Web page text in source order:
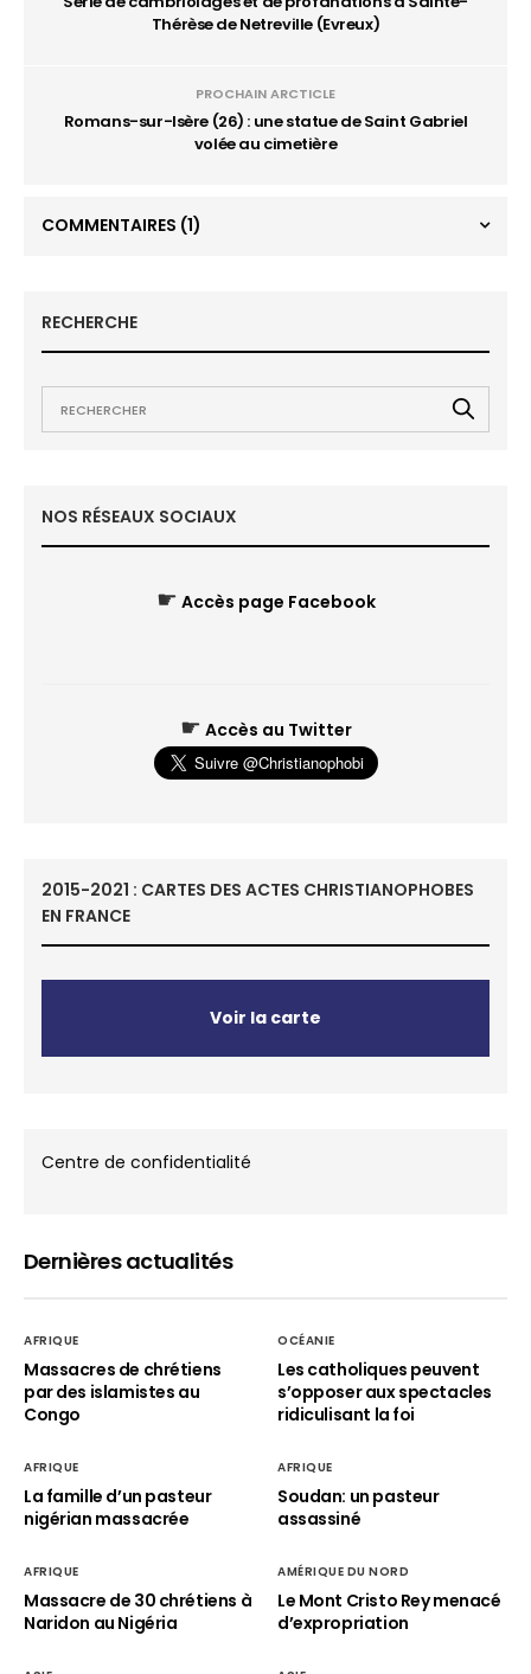
Thérèse de Netreville (Evreux)
PROCHAIN ARCTICLE
Romans-sur-Isère (26) : une statue de Saint Gabriel
volée au cimetière
COMMENTAIRES (1)
RECHERCHE
NOS RÉSEAUX SOCIAUX
☛ Accès page Facebook
☛ Accès au Twitter
2015-2021 : CARTES DES ACTES CHRISTIANOPHOBES
EN FRANCE
Voir la carte
Centre de confidentialité
Dernières actualités
AFRIQUE
Massacres de chrétiens
par des islamistes au
Congo
OCÉANIE
Les catholiques peuvent
s’opposer aux spectacles
ridiculisant la foi
AFRIQUE
La famille d’un pasteur
nigérian massacrée
AFRIQUE
Soudan: un pasteur
assassiné
AFRIQUE
Massacre de 30 chrétiens à
Naridon au Nigéria
AMÉRIQUE DU NORD
Le Mont Cristo Rey menacé
d’expropriation